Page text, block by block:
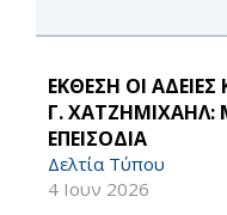
ΕΚΘΕΣΗ ΟΙ
Γ. ΧΑΤΖΗΜΙΧΑΗΛ:
ΕΠΕΙΣΟΔΙΑ
Δελτία Τύπου
4 Ιουν 2026